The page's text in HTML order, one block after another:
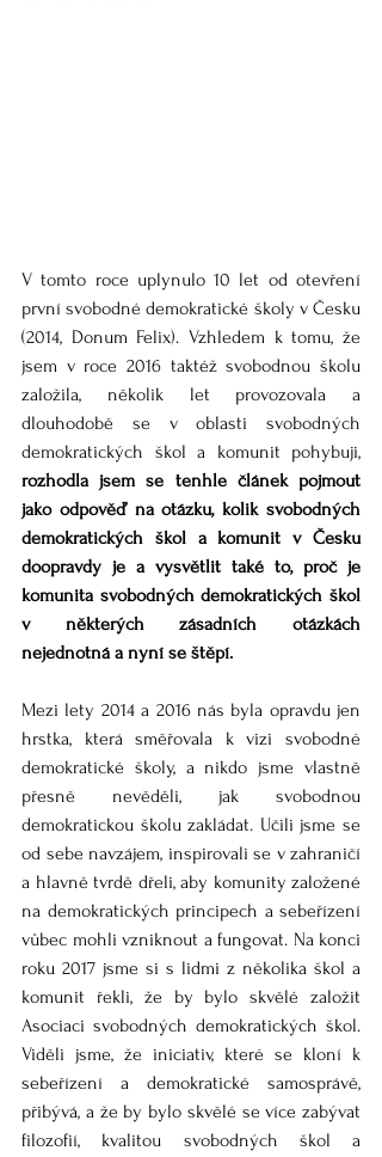
V tomto roce uplynulo 10 let od otevření
první svobodné demokratické školy v Česku
(2014, Donum Felix). Vzhledem k tomu, že
jsem v roce 2016 taktéž svobodnou školu
založila, několik let provozovala a
dlouhodobě se v oblasti svobodných
rozhodla jsem se tenhle článek pojmout
jako odpověď na otázku, kolik svobodných
demokratických škol a komunit v Česku
doopravdy je a vysvětlit také to, proč je
komunita svobodných demokratických škol
v některých zásadních otázkách
nejednotná a nyní se štěpí.
Mezi lety 2014 a 2016 nás byla opravdu jen
hrstka, která směřovala k vizi svobodné
demokratické školy, a nikdo jsme vlastně
přesně nevěděli, jak svobodnou
demokratickou školu zakládat. Učili jsme se
od sebe navzájem, inspirovali se v zahraničí
a hlavně tvrdě dřeli, aby komunity založené
na demokratických principech a sebeřízení
vůbec mohli vzniknout a fungovat. Na konci
roku 2017 jsme si s lidmi z několika škol a
komunit řekli, že by bylo skvělé založit
Asociaci svobodných demokratických škol.
Viděli jsme, že iniciativ, které se kloní k
sebeřízení a demokratické samosprávě,
přibývá, a že by bylo skvělé se více zabývat
filozofií, kvalitou svobodných škol a